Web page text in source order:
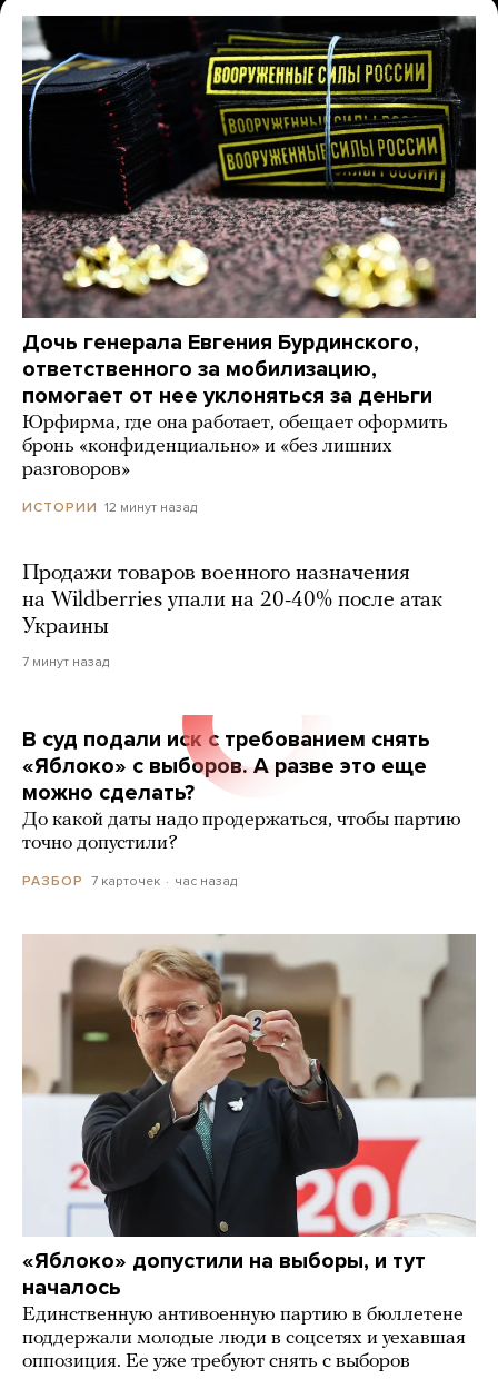
Дочь генерала Евгения Бурдинского,
ответственного за мобилизацию,
помогает от нее уклоняться за деньги
Юрфирма, где она работает, обещает оформить
бронь «конфиденциально» и «без лишних
разговоров»
ИСТОРИИ 12 минут назад
Продажи товаров военного назначения
на Wildberries упали на 20-40% после атак
Украины
7 минут назад
В суд подали иск с требованием снять
«Яблоко» с выборов. А разве это еще
можно сделать?
До какой даты надо продержаться, чтобы партию
точно допустили?
РАЗБОР 7 карточек час назад
«Яблоко» допустили на выборы, и тут
началось
Единственную антивоенную партию в бюллетене
поддержали молодые люди в соцсетях и уехавшая
оппозиция. Ее уже требуют снять с выборов